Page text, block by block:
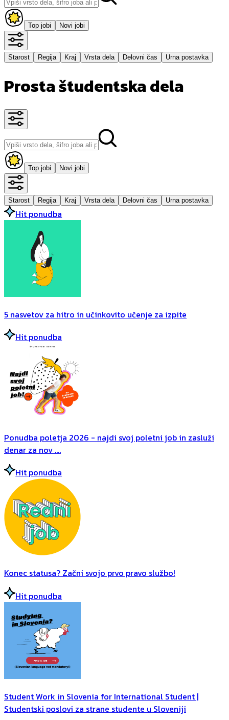
Top jobi Novi jobi
Starost Regija Kraj Vrsta dela Delovni čas Urna postavka
Prosta študentska dela
Top jobi Novi jobi
Starost Regija Kraj Vrsta dela Delovni čas Urna postavka
Hit ponudba
5 nasvetov za hitro in učinkovito učenje za izpite
Hit ponudba
Ponudba poletja 2026 - najdi svoj poletni job in zasluži
denar za nov ....
Hit ponudba
Konec statusa? Začni svojo prvo pravo službo!
Hit ponudba
Student Work in Slovenia for International Student |
Studentski poslovi za strane studente u Sloveniji